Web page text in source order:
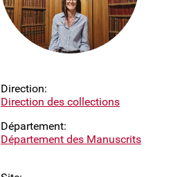
Direction:
Direction des collections
Département:
Département des Manuscrits